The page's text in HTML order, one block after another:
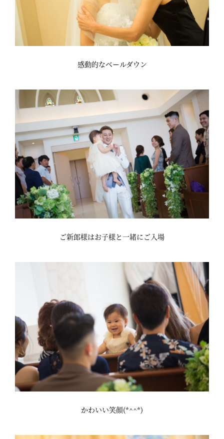
感動的なベールダウン
ご新郎様はお子様と一緒にご入場
かわいい笑顔(*^^*)